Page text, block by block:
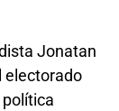
Jonatan
electorado